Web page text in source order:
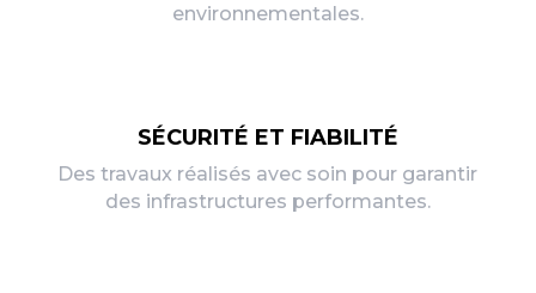
environnementales.
SÉCURITÉ ET FIABILITÉ
Des travaux réalisés avec soin pour garantir
des infrastructures performantes.